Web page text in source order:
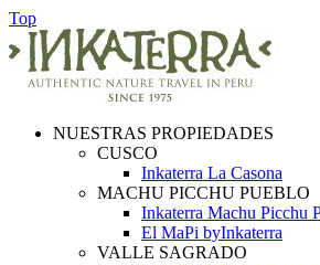
Top
NUESTRAS PROPIEDADES
CUSCO
Inkaterra La Casona
MACHU PICCHU PUEBLO
Inkaterra Machu Picchu
El MaPi byInkaterra
VALLE SAGRADO